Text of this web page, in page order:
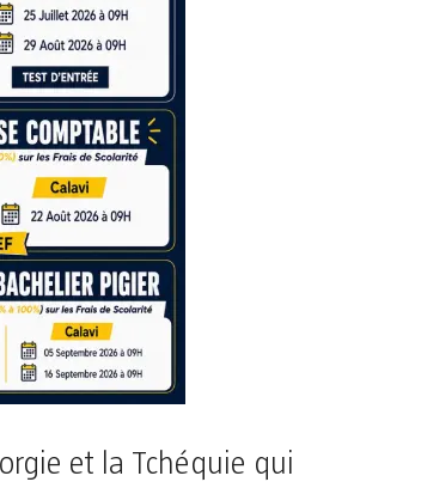
et la Tchéquie qui